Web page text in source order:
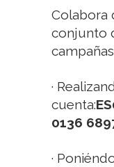
Colabora
conjunto
·
cuenta:
0136
·